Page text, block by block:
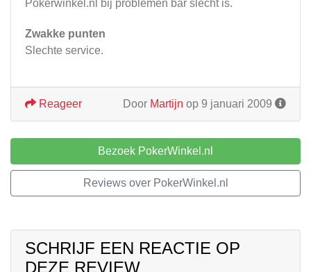
Pokerwinkel.nl bij problemen bar slecht is.
Zwakke punten
Slechte service.
Door Martijn op 9 januari 2009
Reageer
Bezoek PokerWinkel.nl
Reviews over PokerWinkel.nl
SCHRIJF EEN REACTIE OP
DEZE REVIEW